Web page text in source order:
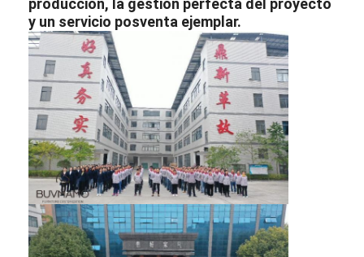
producción, la gestión perfecta del proyecto
y un servicio posventa ejemplar.